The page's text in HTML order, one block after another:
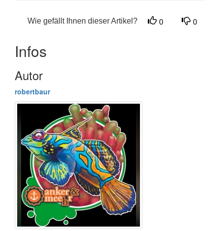
Wie gefällt Ihnen dieser Artikel? 0 0
Infos
Autor
robertbaur